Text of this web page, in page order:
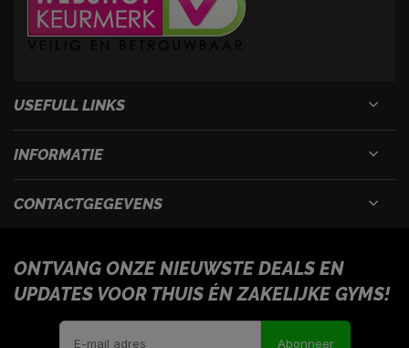
USEFULL LINKS
INFORMATIE
CONTACTGEGEVENS
ONTVANG ONZE NIEUWSTE DEALS EN
UPDATES VOOR THUIS ÉN ZAKELIJKE GYMS!
Abonneer